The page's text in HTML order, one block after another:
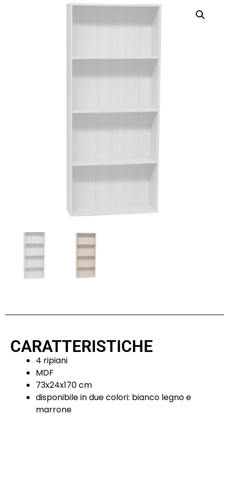
CARATTERISTICHE
4 ripiani
MDF
73x24x170 cm
disponibile in due colori: bianco legno e
marrone